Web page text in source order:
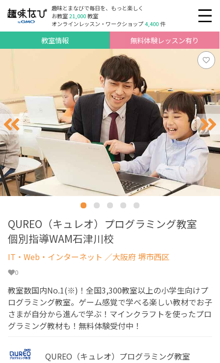
趣味とまなびで毎日を、もっと楽しく
お教室21,000教室
オンラインレッスン・ワークショップ4,400件
教室情報 無料体験レッスン有り
QUREO（キュレオ）プログラミング教室
個別指導WAM石津川校
IT・Web・インターネット ／大阪府 堺市西区
0
教室数国内No.1(※)！全国3,300教室以上の小学生向けプ
ログラミング教室。ゲーム感覚で学べる楽しい教材でお子
さまが自分から進んで学ぶ！マインクラフトを使ったプロ
グラミング教材も！無料体験受付中！
QUREO（キュレオ）プログラミング教室